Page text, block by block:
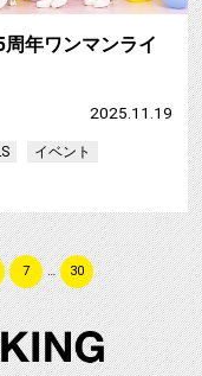
周年ワンマンライ
2025.11.19
イベント
7 … 30